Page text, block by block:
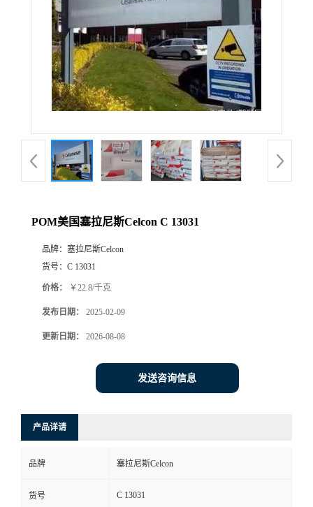
POM美国塞拉尼斯Celcon C 13031
品牌： 塞拉尼斯Celcon
货号： C 13031
价格： ￥22.8/千克
发布日期： 2025-02-09
更新日期： 2026-08-08
发送咨询信息
产品详请
品牌 塞拉尼斯Celcon
货号 C 13031